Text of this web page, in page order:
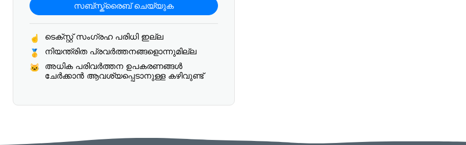
സബ്സ്ക്രൈബ് ചെയ്യുക
☝
ടെക്സ്റ്റ് സംഗ്രഹ പരിധി ഇല്ല
🥇
നിയന്ത്രിത പ്രവർത്തനങ്ങളൊന്നുമില്ല
🐱 അധിക പരിവർത്തന ഉപകരണങ്ങൾ
ചേർക്കാൻ ആവശ്യപ്പെടാനുള്ള കഴിവുണ്ട്